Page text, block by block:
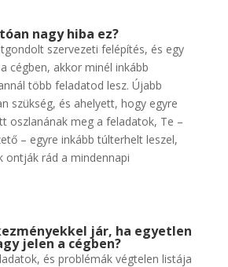
nagy hiba ez?
szervezeti felépítés, és egy
cégben, akkor minél inkább
több feladatod lesz. Újabb
szükség, és ahelyett, hogy egyre
oszlanának meg a feladatok, Te –
– egyre inkább túlterhelt leszel,
ontják rád a mindennapi
jár, ha egyetlen
jelen a cégben?
és problémák végtelen listája